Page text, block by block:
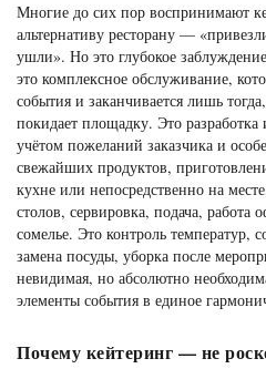
Многие до сих пор воспринимают
альтернативу ресторану —
ушли». Но это глубокое
это комплексное обслуживание,
события и заканчивается лишь
покидает площадку. Это
учётом пожеланий заказчика и
свежайших продуктов,
кухне или непосредственно на
столов, сервировка, подача,
сомелье. Это контроль температур,
замена посуды, уборка после
невидимая, но абсолютно
элементы события в единое
Почему кейтеринг — не